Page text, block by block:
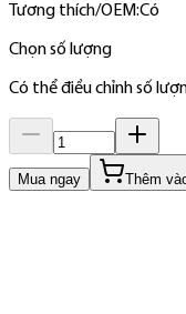
Tương thích/OEM:Có
Chọn số lượng
Có thể điều chỉnh số
Mua ngay Thêm